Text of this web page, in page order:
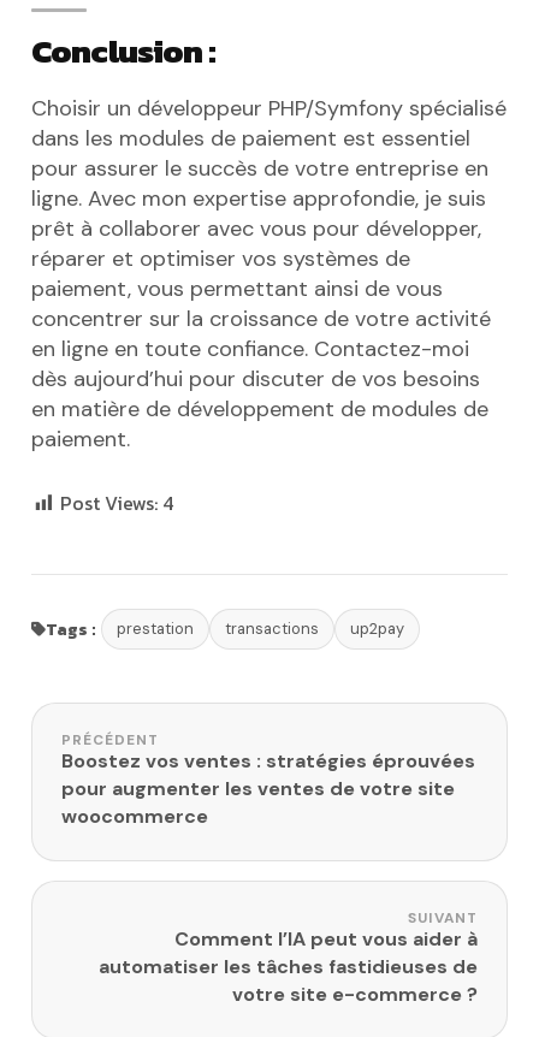
Conclusion :
Choisir un développeur PHP/Symfony spécialisé
dans les modules de paiement est essentiel
pour assurer le succès de votre entreprise en
ligne. Avec mon expertise approfondie, je suis
prêt à collaborer avec vous pour développer,
réparer et optimiser vos systèmes de
paiement, vous permettant ainsi de vous
concentrer sur la croissance de votre activité
en ligne en toute confiance. Contactez-moi
dès aujourd’hui pour discuter de vos besoins
en matière de développement de modules de
paiement.
Post Views: 4
Tags : prestation transactions up2pay
Navigation de l’article
PRÉCÉDENT
Boostez vos ventes : stratégies éprouvées
pour augmenter les ventes de votre site
woocommerce
SUIVANT
Comment l’IA peut vous aider à
automatiser les tâches fastidieuses de
votre site e-commerce ?